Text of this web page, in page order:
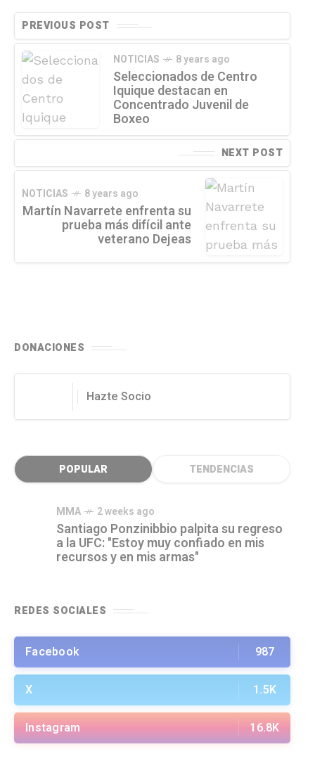
PREVIOUS POST
NOTICIAS 8 years ago
Seleccionados de Centro
Iquique destacan en
Concentrado Juvenil de
Boxeo
NEXT POST
NOTICIAS 8 years ago
Martín Navarrete enfrenta su
prueba más difícil ante
veterano Dejeas
DONACIONES
Hazte Socio
POPULAR TENDENCIAS
MMA 2 weeks ago
Santiago Ponzinibbio palpita su regreso
a la UFC: "Estoy muy confiado en mis
recursos y en mis armas"
REDES SOCIALES
Facebook 987
X 1.5K
Instagram 16.8K